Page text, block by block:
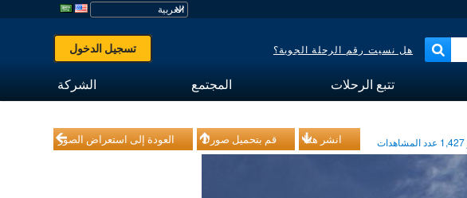
هل نسيت رقم الرحلة الجوية؟ تسجيل الدخول
تتبع الرحلات المجتمع الشركة
العودة إلى استعراض الصور قم بتحميل صورك انشر هذا 1,427 عدد المشاهدات